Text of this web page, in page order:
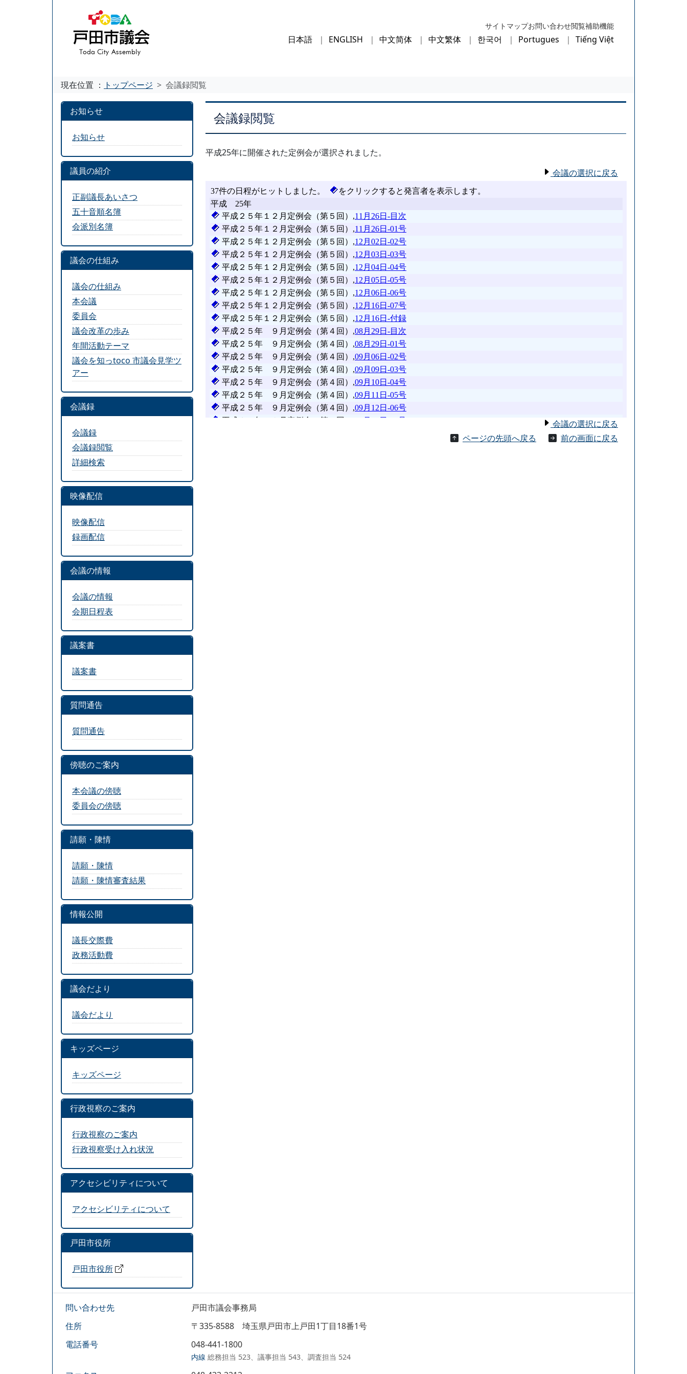
サイトマップお問い合わせ閲覧補助機能
日本語 ENGLISH 中文简体 中文繁体 한국어 Portugues Tiếng Việt
現在位置 ： トップページ 会議録閲覧
会議録閲覧
平成25年に開催された定例会が選択されました。
会議の選択に戻る
会議の選択に戻る
ページの先頭へ戻る
前の画面に戻る
お知らせ
お知らせ
議員の紹介
正副議長あいさつ
五十音順名簿
会派別名簿
議会の仕組み
議会の仕組み
本会議
委員会
議会改革の歩み
年間活動テーマ
議会を知っtoco 市議会見学ツ
アー
会議録
会議録
会議録閲覧
詳細検索
映像配信
映像配信
録画配信
会議の情報
会議の情報
会期日程表
議案書
議案書
質問通告
質問通告
傍聴のご案内
本会議の傍聴
委員会の傍聴
請願・陳情
請願・陳情
請願・陳情審査結果
情報公開
議長交際費
政務活動費
議会だより
議会だより
キッズページ
キッズページ
行政視察のご案内
行政視察のご案内
行政視察受け入れ状況
アクセシビリティについて
アクセシビリティについて
戸田市役所
戸田市役所
問い合わせ先
戸田市議会事務局
住所
〒335-8588 埼玉県戸田市上戸田1丁目18番1号
電話番号
048-441-1800
内線 総務担当 523、議事担当 543、調査担当 524